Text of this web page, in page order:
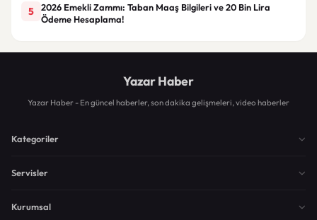
5
2026 Emekli Zammı: Taban Maaş Bilgileri ve 20 Bin Lira
Ödeme Hesaplama!
Yazar Haber
Yazar Haber - En güncel haberler, son dakika gelişmeleri, video haberler
Kategoriler
Servisler
Kurumsal